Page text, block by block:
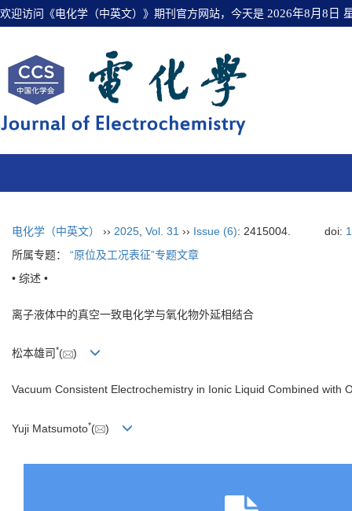
欢迎访问《电化学（中英文）》期刊官方网站，今天是 2026年8月8日
电化学（中英文） ›› 2025 Vol. 31 ›› Issue (6): 2415004. doi:
所属专题： “原位及工况表征”专题文章
• 综述 •
离子液体中的真空一致电化学与氧化物外延相结合
松本雄司*( )
Vacuum Consistent Electrochemistry in Ionic Liquid Combined with
Yuji Matsumoto*( )